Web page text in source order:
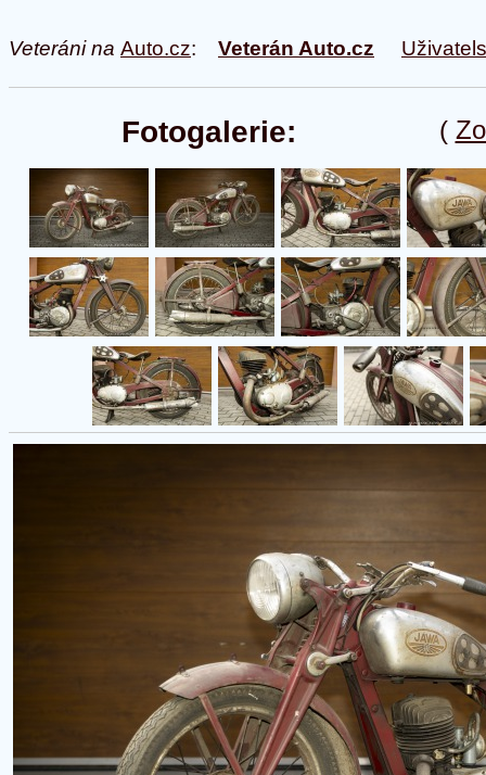
Veteráni na Auto.cz: Veterán Auto.cz
(
Fotogalerie: